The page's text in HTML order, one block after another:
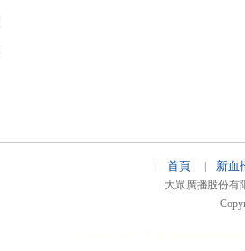
| 首頁| 新血
大眾廣播股份有